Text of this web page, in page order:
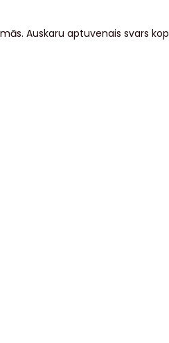
Auskaru aptuvenais svars